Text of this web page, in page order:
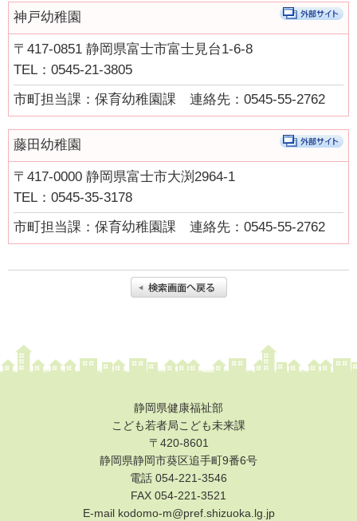
和元年度）
しずおか子育て優待カード
こども若者局SNS
あいのうた短歌講座
あいのうた短歌講座 第１回①
あいのうた短歌講座 第２回①
あいのうた短歌講座 第２回②
あいのうた短歌講座 第３回①
あいのうた短歌講座 第３回②
令和4年度ふじさんっこ応援大賞表彰式及び活動発表交流会
令和4年度ふじさんっこ応援大賞活動発表交流会（2）事業拡大に
ついて（継続するための工夫）
神戸幼稚園
〒417-0851 静岡県富士市富士見台1-6-8
TEL：0545-21-3805
市町担当課：保育幼稚園課 連絡先：0545-55-2762
藤田幼稚園
〒417-0000 静岡県富士市大渕2964-1
TEL：0545-35-3178
市町担当課：保育幼稚園課 連絡先：0545-55-2762
静岡県健康福祉部
こども若者局こども未来課
〒420-8601
静岡県静岡市葵区追手町9番6号
電話 054-221-3546
FAX 054-221-3521
E-mail kodomo-m@pref.shizuoka.lg.jp